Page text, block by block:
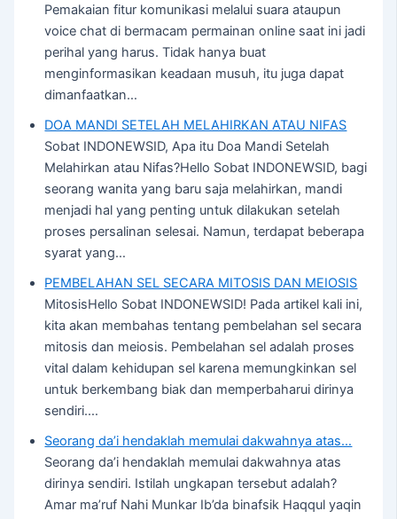
Pemakaian fitur komunikasi melalui suara ataupun
voice chat di bermacam permainan online saat ini jadi
perihal yang harus. Tidak hanya buat
menginformasikan keadaan musuh, itu juga dapat
dimanfaatkan…
DOA MANDI SETELAH MELAHIRKAN ATAU NIFAS
Sobat INDONEWSID, Apa itu Doa Mandi Setelah
Melahirkan atau Nifas?Hello Sobat INDONEWSID, bagi
seorang wanita yang baru saja melahirkan, mandi
menjadi hal yang penting untuk dilakukan setelah
proses persalinan selesai. Namun, terdapat beberapa
syarat yang…
PEMBELAHAN SEL SECARA MITOSIS DAN MEIOSIS
MitosisHello Sobat INDONEWSID! Pada artikel kali ini,
kita akan membahas tentang pembelahan sel secara
mitosis dan meiosis. Pembelahan sel adalah proses
vital dalam kehidupan sel karena memungkinkan sel
untuk berkembang biak dan memperbaharui dirinya
sendiri.…
Seorang da’i hendaklah memulai dakwahnya atas…
Seorang da’i hendaklah memulai dakwahnya atas
dirinya sendiri. Istilah ungkapan tersebut adalah?
Amar ma’ruf Nahi Munkar Ib’da binafsik Haqqul yaqin